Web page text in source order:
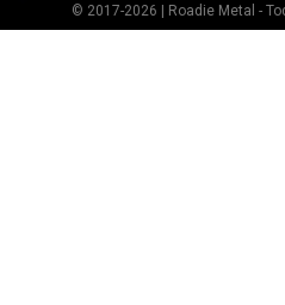
© 2017-2026 | Roadie Metal -